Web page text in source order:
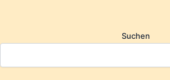
Suchen